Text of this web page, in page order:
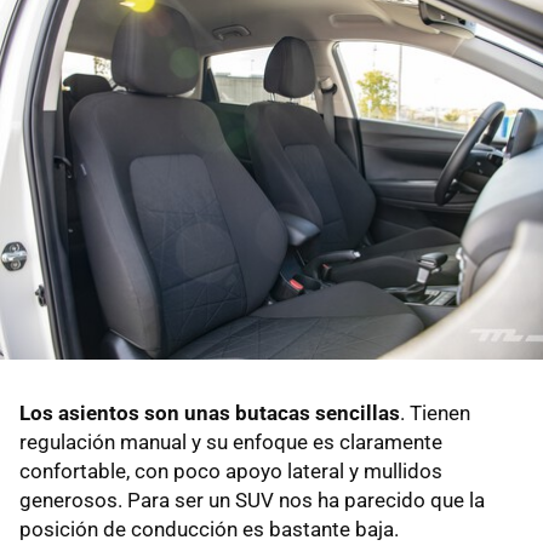
Los asientos son unas butacas sencillas. Tienen
regulación manual y su enfoque es claramente
confortable, con poco apoyo lateral y mullidos
generosos. Para ser un SUV nos ha parecido que la
posición de conducción es bastante baja.